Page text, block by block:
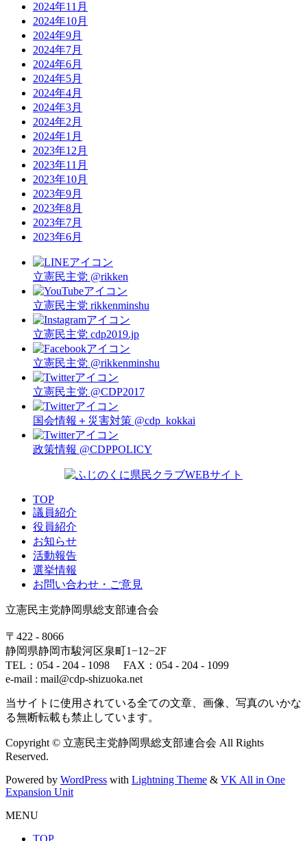
2024年11月
2024年10月
2024年9月
2024年7月
2024年6月
2024年5月
2024年4月
2024年3月
2024年2月
2024年1月
2023年12月
2023年11月
2023年10月
2023年9月
2023年8月
2023年7月
2023年6月
立憲民主党 @rikken
立憲民主党 rikkenminshu
立憲民主党 cdp2019.jp
立憲民主党 @rikkenminshu
立憲民主党 @CDP2017
国会情報＋災害対策 @cdp_kokkai
政策情報 @CDPPOLICY
TOP
議員紹介
役員紹介
お知らせ
活動報告
選挙情報
お問い合わせ・ご意見
立憲民主党静岡県総支部連合会
〒422 - 8066
静岡県静岡市駿河区泉町1−12−2F
TEL：054 - 204 - 1098 FAX：054 - 204 - 1099
e-mail : mail@cdp-shizuoka.net
当サイトに使用されている全ての文章、画像、写真のいかな
る無断転載も禁止しています。
Copyright © 立憲民主党静岡県総支部連合会 All Rights
Reserved.
Powered by WordPress with Lightning Theme & VK All in One
Expansion Unit
MENU